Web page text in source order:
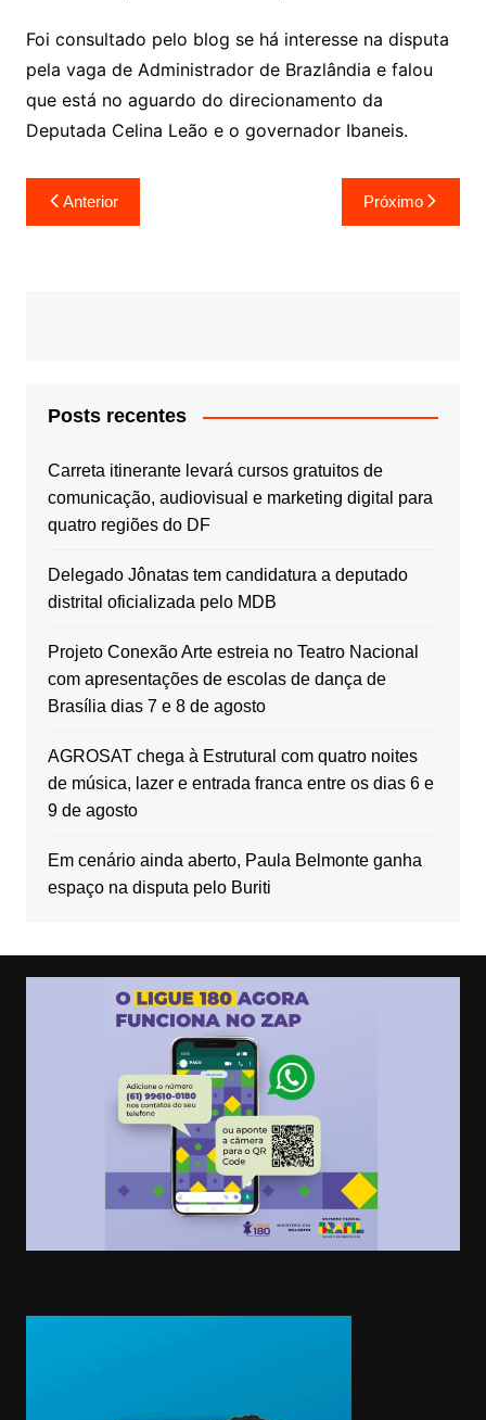
Foi consultado pelo blog se há interesse na disputa
pela vaga de Administrador de Brazlândia e falou
que está no aguardo do direcionamento da
Deputada Celina Leão e o governador Ibaneis.
Navegação
de
Anterior Próximo
Posts recentes
Carreta itinerante levará cursos gratuitos de
comunicação, audiovisual e marketing digital para
quatro regiões do DF
Delegado Jônatas tem candidatura a deputado
distrital oficializada pelo MDB
Projeto Conexão Arte estreia no Teatro Nacional
com apresentações de escolas de dança de
Brasília dias 7 e 8 de agosto
AGROSAT chega à Estrutural com quatro noites
de música, lazer e entrada franca entre os dias 6 e
9 de agosto
Em cenário ainda aberto, Paula Belmonte ganha
espaço na disputa pelo Buriti